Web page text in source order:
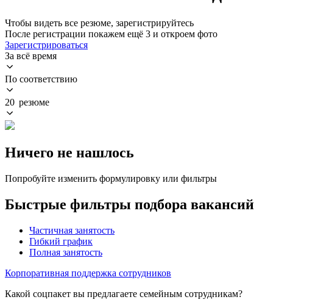
Чтобы видеть все резюме, зарегистрируйтесь
После регистрации покажем ещё 3 и откроем фото
Зарегистрироваться
За всё время
По соответствию
20 резюме
Ничего не нашлось
Попробуйте изменить формулировку или фильтры
Быстрые фильтры подбора вакансий
Частичная занятость
Гибкий график
Полная занятость
Корпоративная поддержка сотрудников
Какой соцпакет вы предлагаете семейным сотрудникам?